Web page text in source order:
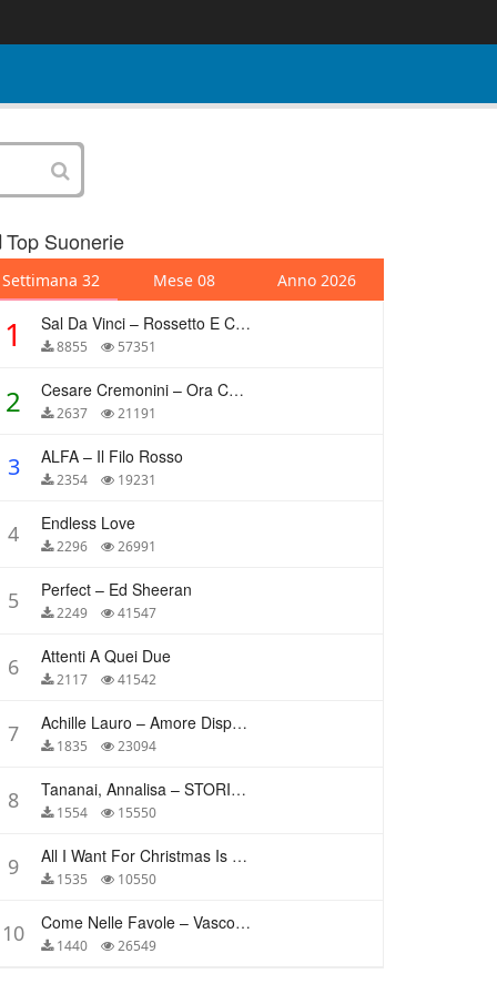
Top Suonerie
Settimana 32 Mese 08 Anno 2026
1 Sal Da Vinci – Rossetto E Caffè
8855 57351
2 Cesare Cremonini – Ora Che Non Ho Più Te
2637 21191
3 ALFA – Il Filo Rosso
2354 19231
4 Endless Love
2296 26991
5 Perfect – Ed Sheeran
2249 41547
6 Attenti A Quei Due
2117 41542
7 Achille Lauro – Amore Disperato
1835 23094
8 Tananai, Annalisa – STORIE BREVI
1554 15550
9 All I Want For Christmas Is You – Mariah Carey
1535 10550
10 Come Nelle Favole – Vasco Rossi
1440 26549